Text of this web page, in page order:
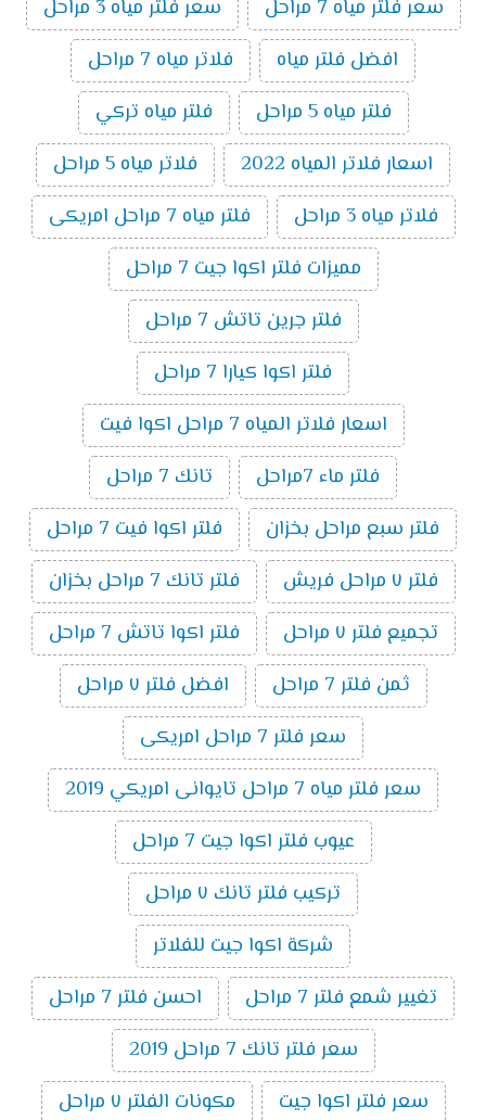
سعر فلتر مياه 7 مراحل
سعر فلتر مياه 3 مراحل
افضل فلتر مياه
فلاتر مياه 7 مراحل
فلتر مياه 5 مراحل
فلتر مياه تركي
اسعار فلاتر المياه 2022
فلاتر مياه 5 مراحل
فلاتر مياه 3 مراحل
فلتر مياه 7 مراحل امريكى
مميزات فلتر اكوا جيت 7 مراحل
فلتر جرين تاتش 7 مراحل
فلتر اكوا كيارا 7 مراحل
اسعار فلاتر المياه 7 مراحل اكوا فيت
فلتر ماء 7مراحل
تانك 7 مراحل
فلتر سبع مراحل بخزان
فلتر اكوا فيت 7 مراحل
فلتر ٧ مراحل فريش
فلتر تانك 7 مراحل بخزان
تجميع فلتر ٧ مراحل
فلتر اكوا تاتش 7 مراحل
ثمن فلتر 7 مراحل
افضل فلتر ٧ مراحل
سعر فلتر 7 مراحل امريكى
سعر فلتر مياه 7 مراحل تايوانى امريكي 2019
عيوب فلتر اكوا جيت 7 مراحل
تركيب فلتر تانك ٧ مراحل
شركة اكوا جيت للفلاتر
تغيير شمع فلتر 7 مراحل
احسن فلتر 7 مراحل
سعر فلتر تانك 7 مراحل 2019
سعر فلتر اكوا جيت
مكونات الفلتر ٧ مراحل